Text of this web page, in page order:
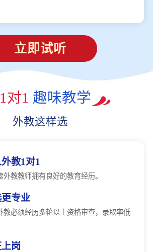
立即试听
1对1 趣味教学
外教这样选
教1对1
外教教师拥有良好的教育经历。
专业
教必须经历多轮以上资格审查，录取率低
岗